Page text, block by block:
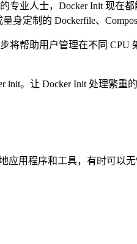
业人士，Docker Init 现在
定制的 Dockerfile、
帮助用户管理在不同
init。让 Docker Init 处理繁
应用程序和工具，有时可